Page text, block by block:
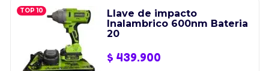
TOP 10
Llave de impacto
Inalambrico 600nm Bateria
20
$ 439.900